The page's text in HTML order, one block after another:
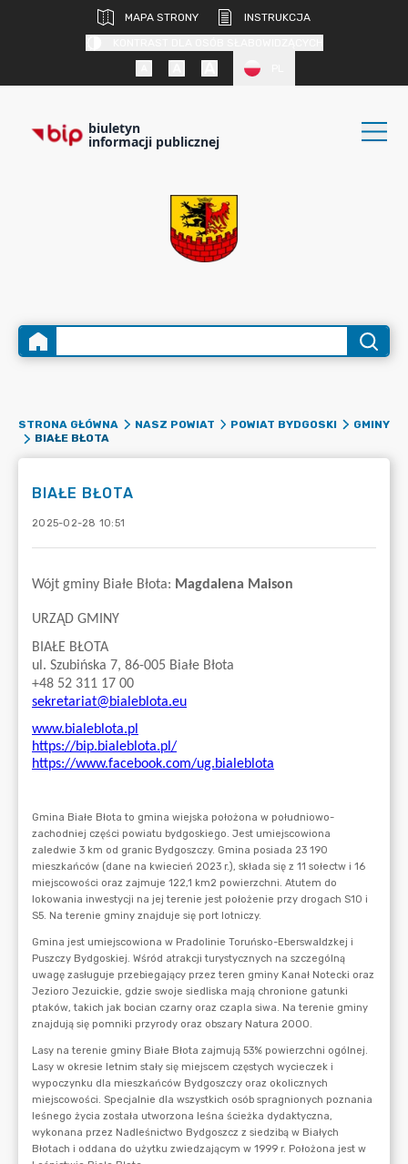
MAPA STRONY
INSTRUKCJA
biuletyn
informacji publicznej
STRONA GŁÓWNA NASZ POWIAT POWIAT BYDGOSKI
GMINY
BIAŁE BŁOTA
BIAŁE BŁOTA
2025-02-28 10:51